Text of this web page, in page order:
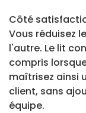
Côté
Vous réduisez
l'autre. Le lit
compris
maîtrisez ainsi
client, sans
équipe.